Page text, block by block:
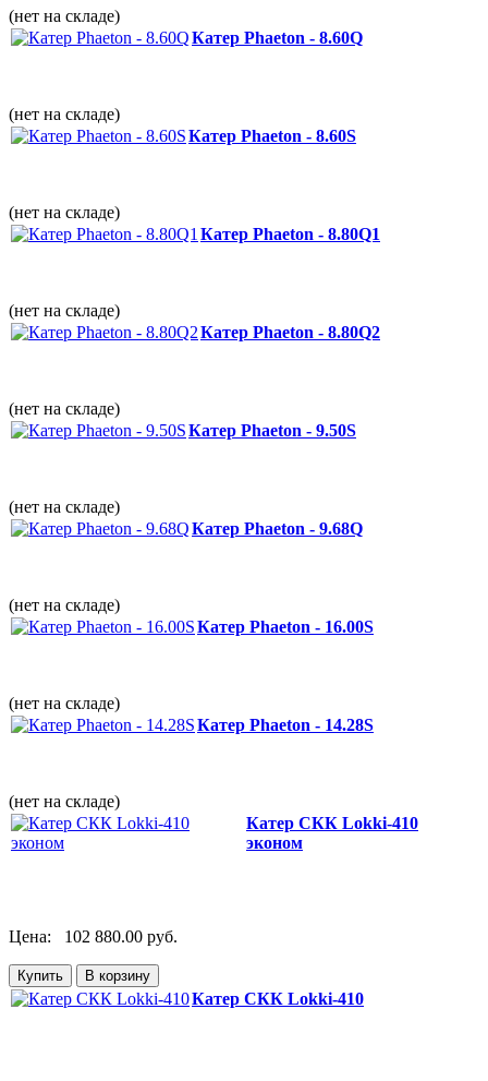
(нет на складе)
Катер Phaeton - 8.60Q
(нет на складе)
Катер Phaeton - 8.60S
(нет на складе)
Катер Phaeton - 8.80Q1
(нет на складе)
Катер Phaeton - 8.80Q2
(нет на складе)
Катер Phaeton - 9.50S
(нет на складе)
Катер Phaeton - 9.68Q
(нет на складе)
Катер Phaeton - 16.00S
(нет на складе)
Катер Phaeton - 14.28S
(нет на складе)
Катер СКК Lokki-410
эконом
Цена: 102 880.00 руб.
Катер СКК Lokki-410